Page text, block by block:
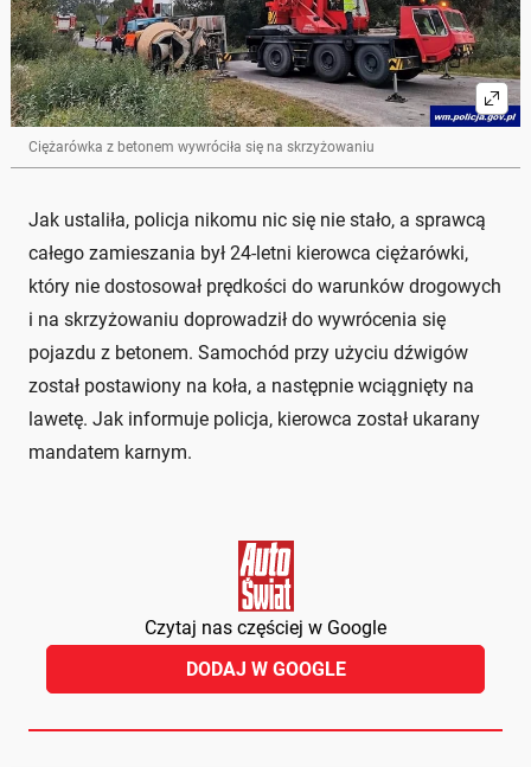
Ciężarówka z betonem wywróciła się na skrzyżowaniu
Jak ustaliła, policja nikomu nic się nie stało, a sprawcą
całego zamieszania był 24-letni kierowca ciężarówki,
który nie dostosował prędkości do warunków drogowych
i na skrzyżowaniu doprowadził do wywrócenia się
pojazdu z betonem. Samochód przy użyciu dźwigów
został postawiony na koła, a następnie wciągnięty na
lawetę. Jak informuje policja, kierowca został ukarany
mandatem karnym.
Czytaj nas częściej w Google
DODAJ W GOOGLE